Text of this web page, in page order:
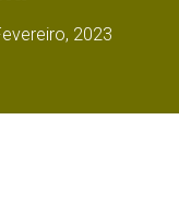
2023